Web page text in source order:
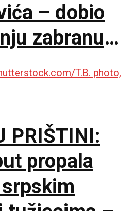
– dobio
zabranu
PRIŠTINI:
propala